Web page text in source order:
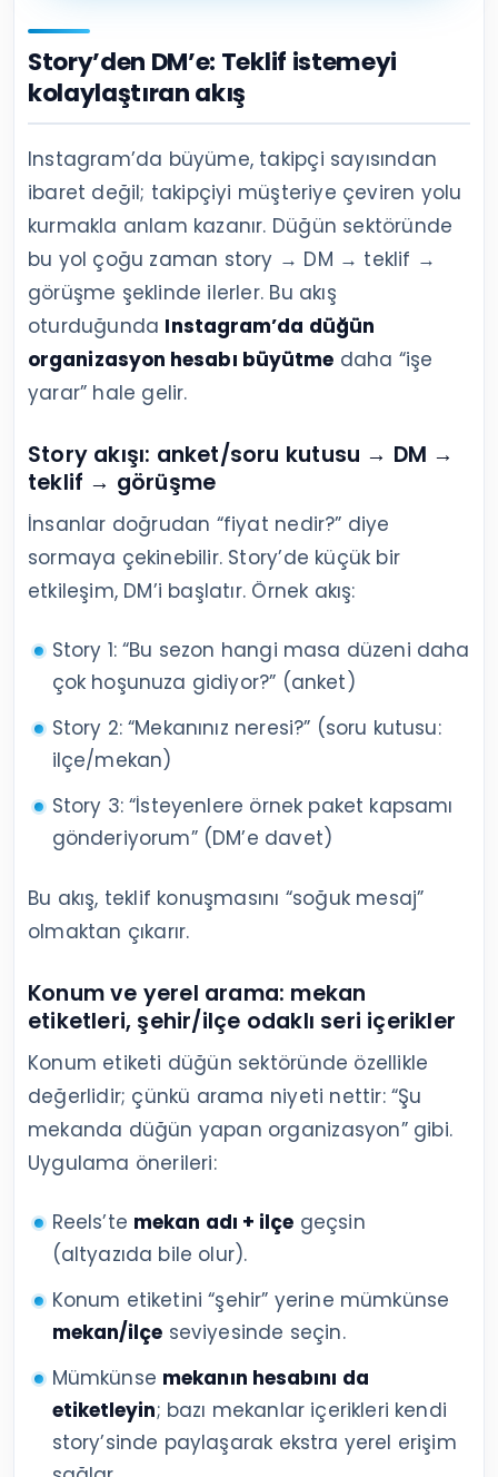
Story’den DM’e: Teklif istemeyi
kolaylaştıran akış
Instagram’da büyüme, takipçi sayısından
ibaret değil; takipçiyi müşteriye çeviren yolu
kurmakla anlam kazanır. Düğün sektöründe
bu yol çoğu zaman story → DM → teklif →
görüşme şeklinde ilerler. Bu akış
oturduğunda Instagram’da düğün
organizasyon hesabı büyütme daha “işe
yarar” hale gelir.
Story akışı: anket/soru kutusu → DM →
teklif → görüşme
İnsanlar doğrudan “fiyat nedir?” diye
sormaya çekinebilir. Story’de küçük bir
etkileşim, DM’i başlatır. Örnek akış:
Story 1: “Bu sezon hangi masa düzeni daha
çok hoşunuza gidiyor?” (anket)
Story 2: “Mekanınız neresi?” (soru kutusu:
ilçe/mekan)
Story 3: “İsteyenlere örnek paket kapsamı
gönderiyorum” (DM’e davet)
Bu akış, teklif konuşmasını “soğuk mesaj”
olmaktan çıkarır.
Konum ve yerel arama: mekan
etiketleri, şehir/ilçe odaklı seri içerikler
Konum etiketi düğün sektöründe özellikle
değerlidir; çünkü arama niyeti nettir: “Şu
mekanda düğün yapan organizasyon” gibi.
Uygulama önerileri:
Reels’te mekan adı + ilçe geçsin
(altyazıda bile olur).
Konum etiketini “şehir” yerine mümkünse
mekan/ilçe seviyesinde seçin.
Mümkünse mekanın hesabını da
etiketleyin; bazı mekanlar içerikleri kendi
story’sinde paylaşarak ekstra yerel erişim